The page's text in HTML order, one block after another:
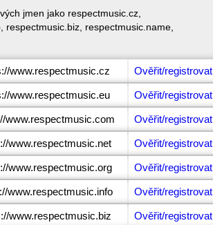
jmen jako respectmusic.cz,
respectmusic.name,
www.respectmusic.cz Ověřit/registrovat
www.respectmusic.eu Ověřit/registrovat
www.respectmusic.com Ověřit/registrovat
www.respectmusic.net Ověřit/registrovat
www.respectmusic.org Ověřit/registrovat
www.respectmusic.info Ověřit/registrovat
www.respectmusic.biz Ověřit/registrovat